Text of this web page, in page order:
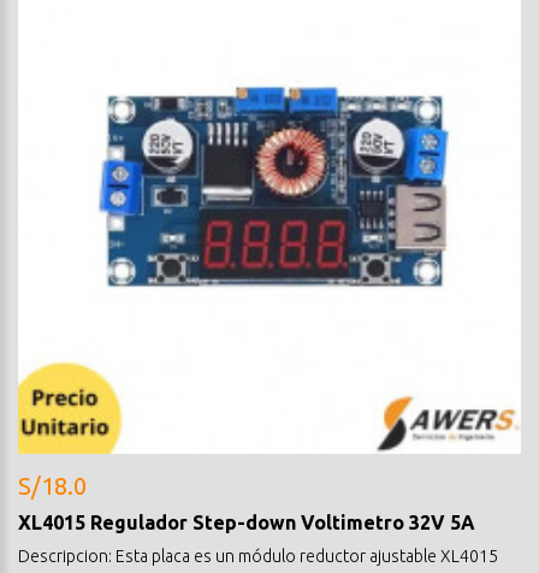
S/18.0
XL4015 Regulador Step-down Voltimetro 32V 5A
Descripcion: Esta placa es un módulo reductor ajustable XL4015